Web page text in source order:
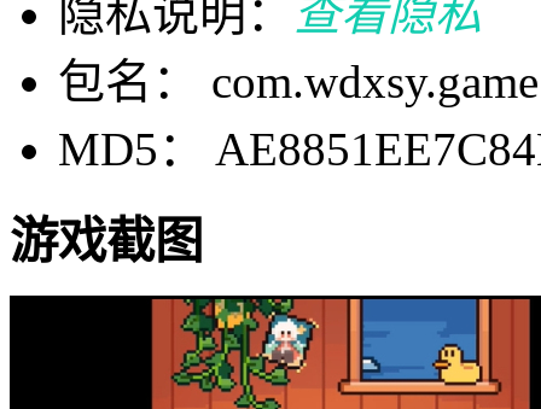
隐私说明：
查看隐私
包名： com.wdxsy.game
MD5：
游戏截图